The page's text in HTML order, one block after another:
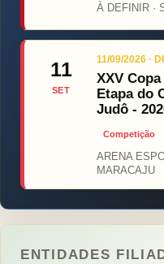
À DEFINIR ·
11
SET
11/09/2026 ·
XXV
Etapa do
Judô -
Competição
ARENA
MARACAJU
ENTIDADES